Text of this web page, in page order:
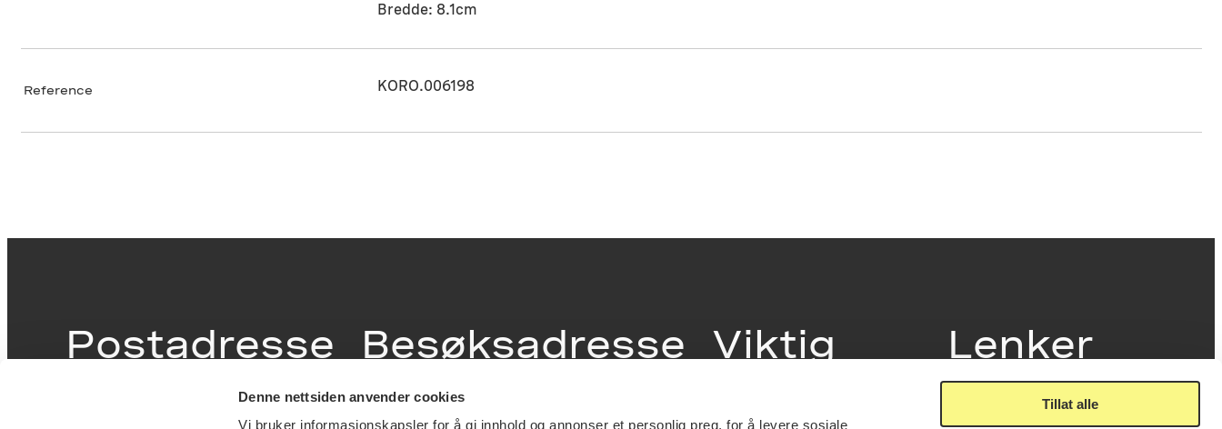
Denne nettsiden anvender cookies
Vi bruker informasjonskapsler for å gi innhold og annonser et personlig preg, for å levere sosiale
Tillat alle
Bredde: 8.1cm
Reference KORO.006198
Postadresse Besøksadresse
Viktig
Lenker